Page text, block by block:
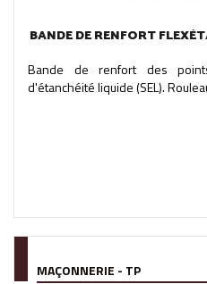
BANDE DE RENFORT
Bande de renfort des
d'étanchéité liquide (SEL).
MAÇONNERIE - TP